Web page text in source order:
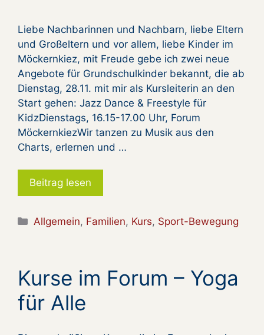
Liebe Nachbarinnen und Nachbarn, liebe Eltern
und Großeltern und vor allem, liebe Kinder im
Möckernkiez, mit Freude gebe ich zwei neue
Angebote für Grundschulkinder bekannt, die ab
Dienstag, 28.11. mit mir als Kursleiterin an den
Start gehen: Jazz Dance & Freestyle für
KidzDienstags, 16.15-17.00 Uhr, Forum
MöckernkiezWir tanzen zu Musik aus den
Charts, erlernen und …
Beitrag lesen
Kategorien
Allgemein, Familien, Kurs, Sport-Bewegung
Kurse im Forum – Yoga
für Alle